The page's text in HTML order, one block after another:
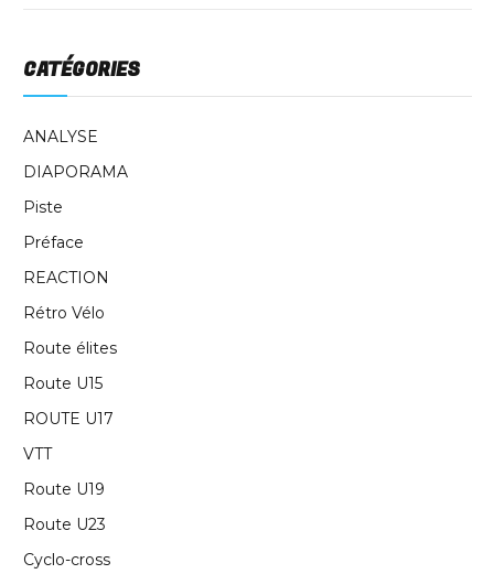
CATÉGORIES
ANALYSE
DIAPORAMA
Piste
Préface
REACTION
Rétro Vélo
Route élites
Route U15
ROUTE U17
VTT
Route U19
Route U23
Cyclo-cross